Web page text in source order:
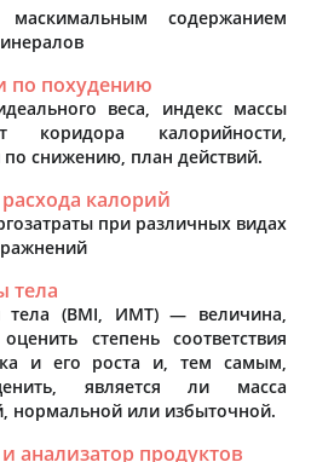
содержанием
по похудению
веса, индекс массы
коридора калорийности,
снижению, план действий.
калорий
при различных видах
тела
тела (BMI, ИМТ) — величина,
степень соответствия
и его роста и, тем самым,
является ли масса
нормальной или избыточной.
анализатор продуктов